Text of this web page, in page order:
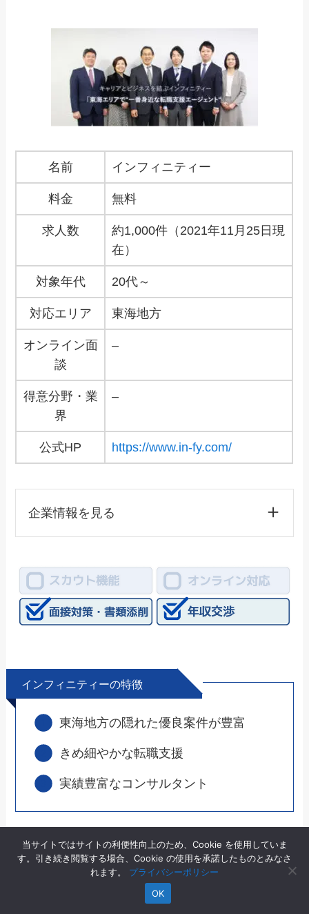
名前 インフィニティー
料金 無料
求人数
約1,000件（2021年11月25日現
在）
対象年代 20代～
対応エリア 東海地方
オンライン面
談
–
得意分野・業
界
–
公式HP https://www.in-fy.com/
企業情報を見る
インフィニティーの特徴
東海地方の隠れた優良案件が豊富
きめ細やかな転職支援
実績豊富なコンサルタント
質の高いアドバイスを受けたいなら、東海地区に
特化したインフィニティーがおすすめです。画一
的な転職支援ではなく、求職者の将来を見すえた
当サイトではサイトの利便性向上のため、Cookie を使用していま
す。引き続き閲覧する場合、Cookie の使用を承諾したものとみなさ
れます。 プライバシーポリシー
OK